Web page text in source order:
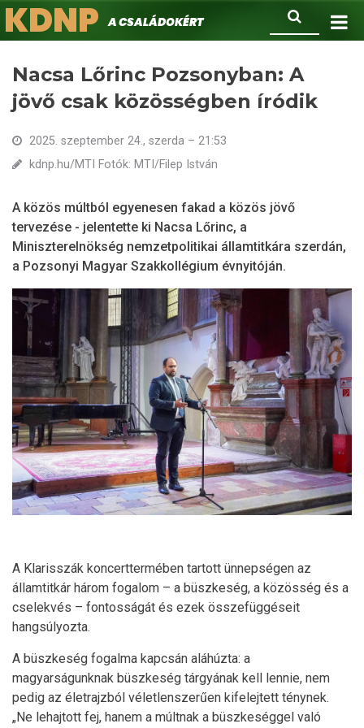
Ugrás
a
Keresés
KDNPA családokért.
Nacsa Lőrinc Pozsonyban: A
jövő csak közösségben íródik
2025. szeptember 24., szerda – 21:53
kdnp.hu/MTI Fotók: MTI/Filep István
A közös múltból egyenesen fakad a közös jövő
tervezése - jelentette ki Nacsa Lőrinc, a
Miniszterelnökség nemzetpolitikai államtitkára szerdán,
a Pozsonyi Magyar Szakkollégium évnyitóján.
A Klarisszák koncerttermében tartott ünnepségen az
államtitkár három fogalom – a büszkeség, a közösség és a
cselekvés – fontosságát és ezek összefüggéseit
hangsúlyozta.
A büszkeség fogalma kapcsán aláhúzta: a
magyarságunknak büszkeség tárgyának kell lennie, nem
pedig az életrajzból véletlenszerűen kifelejtett ténynek.
„Ne lehajtott fej, hanem a múltnak a büszkeséggel való